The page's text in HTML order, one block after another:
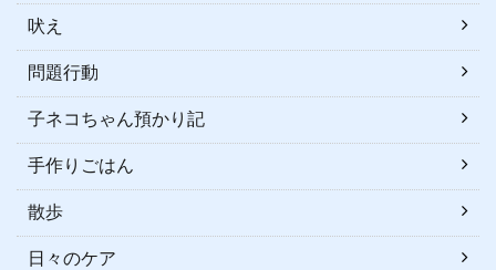
吠え
問題行動
子ネコちゃん預かり記
手作りごはん
散歩
日々のケア